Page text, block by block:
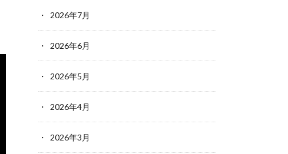
2026年7月
2026年6月
2026年5月
2026年4月
2026年3月